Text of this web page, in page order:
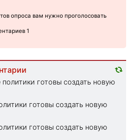
опроса вам нужно проголосовать
1
политики готовы создать новую
готовы создать новую
готовы создать новую